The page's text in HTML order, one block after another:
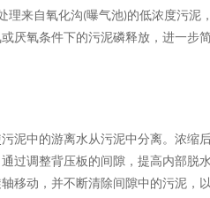
理来自氧化沟(曝气池)的低浓度污泥
厌氧条件下的污泥磷释放，进一步
泥中的游离水从污泥中分离。浓缩
过调整背压板的间隙，提高内部脱
移动，并不断清除间隙中的污泥，以